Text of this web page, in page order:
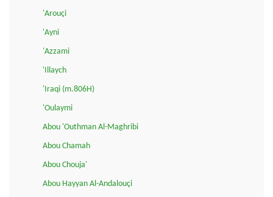
'Arouçi
'Ayni
'Azzami
'Illaych
'Iraqi (m.806H)
'Oulaymi
Abou 'Outhman Al-Maghribi
Abou Chamah
Abou Chouja'
Abou Hayyan Al-Andalouçi